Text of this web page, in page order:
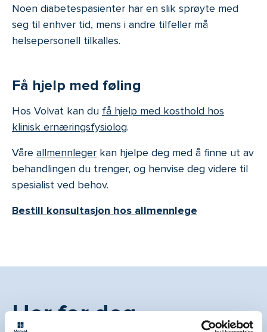
Noen diabetespasienter har en slik sprøyte med
seg til enhver tid, mens i andre tilfeller må
helsepersonell tilkalles.
Få hjelp med føling
Hos Volvat kan du få hjelp med kosthold hos
klinisk ernæringsfysiolog.
Våre allmennleger kan hjelpe deg med å finne ut av
behandlingen du trenger, og henvise deg videre til
spesialist ved behov.
Bestill konsultasjon hos allmennlege
Her for deg